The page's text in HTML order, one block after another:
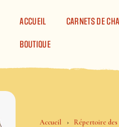
ACCUEIL
CARNETS DE
BOUTIQUE
Accueil Répertoire des